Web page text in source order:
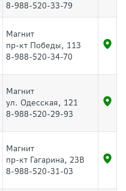
8-988-520-33-79
Магнит
пр-кт Победы, 113
8-988-520-34-70
Магнит
ул. Одесская, 121
8-988-520-29-93
Магнит
пр-кт Гагарина, 23В
8-988-520-31-03